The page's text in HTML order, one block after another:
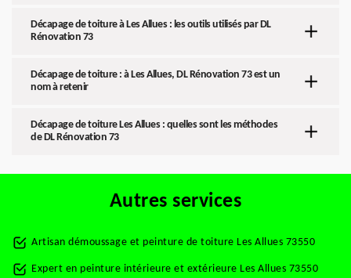
Décapage de toiture à Les Allues : les outils utilisés par DL
Rénovation 73
Décapage de toiture : à Les Allues, DL Rénovation 73 est un
nom à retenir
Décapage de toiture Les Allues : quelles sont les méthodes
de DL Rénovation 73
Autres services
Artisan démoussage et peinture de toiture Les Allues 73550
Expert en peinture intérieure et extérieure Les Allues 73550